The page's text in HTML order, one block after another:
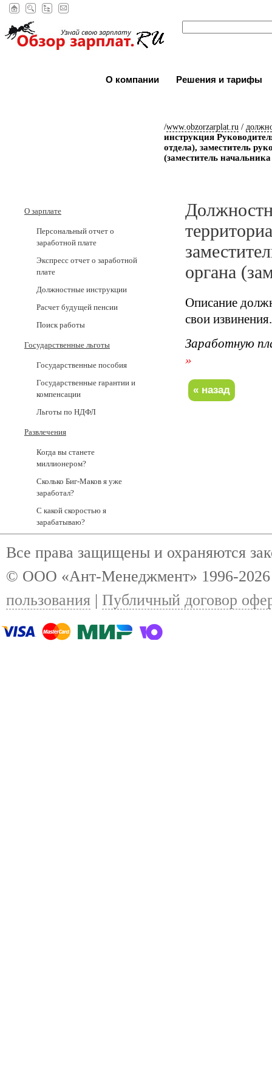
О компании Решения и тарифы
/www.obzorzarplat.ru /
инструкция
отдела), заместитель
(заместитель
О зарплате
Персональный отчет о
заработной плате
Экспресс отчет о заработной
плате
Должностные инструкции
Расчет будущей пенсии
Поиск работы
Государственные льготы
Государственные пособия
Государственные гарантии и
компенсации
Льготы по НДФЛ
Развлечения
Когда вы станете
миллионером?
Сколько Биг-Маков я уже
заработал?
С какой скоростью я
зарабатываю?
органа
Описание
свои извинения.
Заработную
»
Все права защищены и охраняются
© ООО «Ант-Менеджмент» 1996-
пользования | Публичный договор